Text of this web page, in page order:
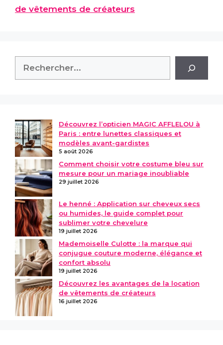
de vêtements de créateurs
Découvrez l’opticien MAGIC AFFLELOU à
Paris : entre lunettes classiques et
modèles avant-gardistes
5 août 2026
Comment choisir votre costume bleu sur
mesure pour un mariage inoubliable
29 juillet 2026
Le henné : Application sur cheveux secs
ou humides, le guide complet pour
sublimer votre chevelure
19 juillet 2026
Mademoiselle Culotte : la marque qui
conjugue couture moderne, élégance et
confort absolu
19 juillet 2026
Découvrez les avantages de la location
de vêtements de créateurs
16 juillet 2026